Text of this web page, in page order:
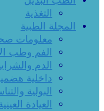
التغذية
المجلة الطبية
معلومات
الفم وطب
الدم
داخلية
البولية
العيادة